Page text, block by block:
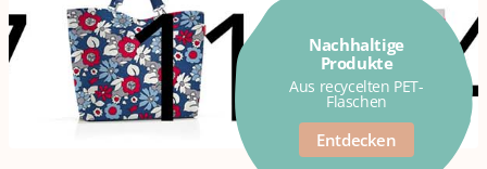
Nachhaltige
Produkte
Aus recycelten PET-
Flaschen
Entdecken